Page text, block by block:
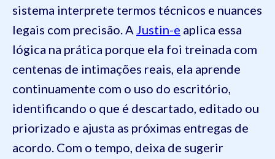
sistema interprete termos técnicos e nuances
legais com precisão. A Justin-e aplica essa
lógica na prática porque ela foi treinada com
centenas de intimações reais, ela aprende
continuamente com o uso do escritório,
identificando o que é descartado, editado ou
priorizado e ajusta as próximas entregas de
acordo. Com o tempo, deixa de sugerir